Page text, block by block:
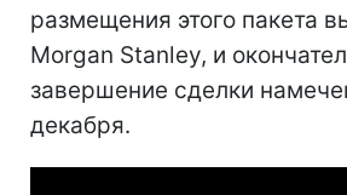
размещения этого пакета
Morgan Stanley, и
завершение сделки
декабря.